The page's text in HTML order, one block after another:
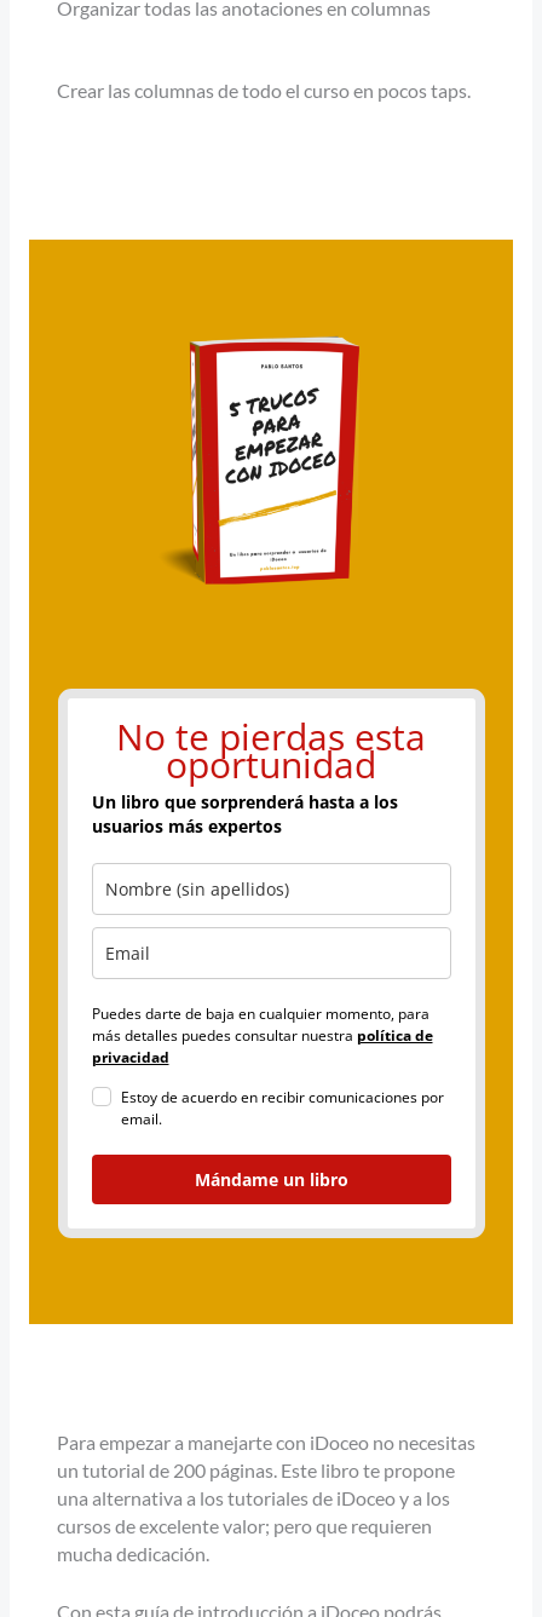
Organizar todas las anotaciones en columnas
Crear las columnas de todo el curso en pocos taps.
No te pierdas esta
oportunidad
Un libro que sorprenderá hasta a los
usuarios más expertos
Puedes darte de baja en cualquier momento, para
más detalles puedes consultar nuestra política de
privacidad
Estoy de acuerdo en recibir comunicaciones por
email.
Mándame un libro
Para empezar a manejarte con iDoceo no necesitas
un tutorial de 200 páginas. Este libro te propone
una alternativa a los tutoriales de iDoceo y a los
cursos de excelente valor; pero que requieren
mucha dedicación.
Con esta guía de introducción a iDoceo podrás